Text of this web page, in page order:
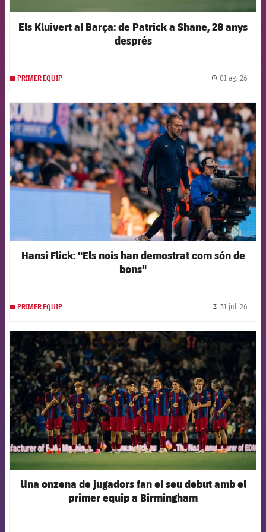
Els Kluivert al Barça: de Patrick a Shane, 28 anys
després
PRIMER EQUIP 01 ag. 26
FCB Barcelona badge
Hansi Flick: "Els nois han demostrat com són de
bons"
PRIMER EQUIP 31 jul. 26
FCB Barcelona badge
Una onzena de jugadors fan el seu debut amb el
primer equip a Birmingham